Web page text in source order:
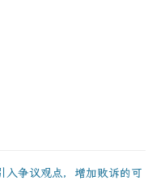
入争议观点，增加败诉的可